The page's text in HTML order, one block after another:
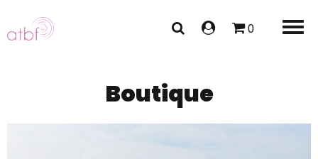
0
Boutique